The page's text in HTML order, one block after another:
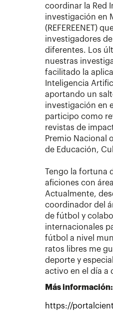
coordinar la Red
investigación en
(REFEREENET)
investigadores
diferentes. Los
nuestras
facilitado la
Inteligencia
aportando un
investigación en
participo como
revistas de
Premio Nacional
de Educación,
Tengo la fortuna
aficiones con
Actualmente,
coordinador del
de fútbol y
internacionales
fútbol a nivel
ratos libres me
deporte y
activo en el día a
Más información:
https://